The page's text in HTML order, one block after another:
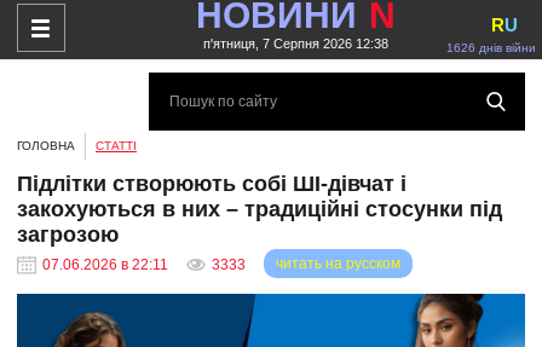
НОВИНИ N
п'ятниця, 7 Серпня 2026 12:38 1626 днів війни
RU
ГОЛОВНА СТАТТІ
Підлітки створюють собі ШІ-дівчат і
закохуються в них – традиційні стосунки під
загрозою
07.06.2026 в 22:11 3333 читать на русском